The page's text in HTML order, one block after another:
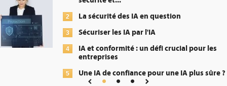
question
crucial pour les
une IA plus sûre ?
3
Un
4 Phocea DC